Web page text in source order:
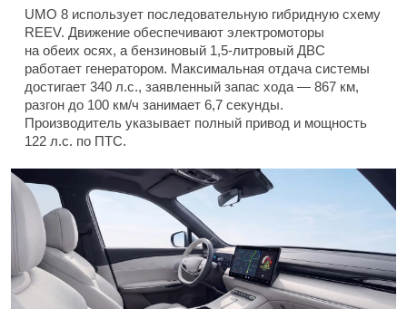
UMO 8 использует последовательную гибридную схему
REEV. Движение обеспечивают электромоторы
на обеих осях, а бензиновый 1,5-литровый ДВС
работает генератором. Максимальная отдача системы
достигает 340 л.с., заявленный запас хода — 867 км,
разгон до 100 км/ч занимает 6,7 секунды.
Производитель указывает полный привод и мощность
122 л.с. по ПТС.